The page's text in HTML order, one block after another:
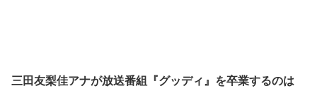
三田友梨佳アナが放送番組『グッディ』を卒業するのは